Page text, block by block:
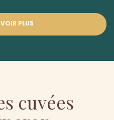
PLUS
cuvées